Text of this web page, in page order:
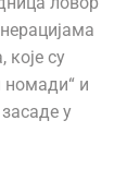
које су
номади“ и
у